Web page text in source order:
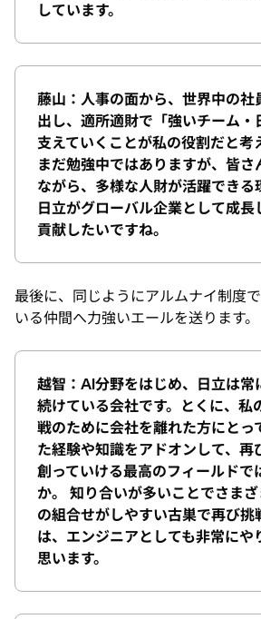
しています。
藤山：人事の面から、世界中の社
出し、適所適財で「強いチーム・
支えていくことが私の役割だと考
まだ勉強中ではありますが、皆さ
ながら、多様な人財が活躍できる
日立がグローバル企業として成長
貢献したいですね。
最後に、同じようにアルムナイ制度
いる仲間へ力強いエールを送ります。
越智：AI分野をはじめ、日立は常
続けている会社です。とくに、私
戦のために会社を離れた方にとっ
た経験や知識をアドオンして、再
創っていける最高のフィールドで
か。 知り合いが多いことでさま
の組合せがしやすい古巣で再び挑
は、エンジニアとしても非常にや
思います。